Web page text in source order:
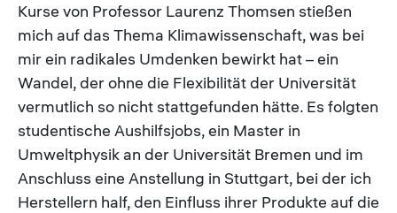
Kurse von Professor Laurenz Thomsen stießen
mich auf das Thema Klimawissenschaft, was bei
mir ein radikales Umdenken bewirkt hat – ein
Wandel, der ohne die Flexibilität der Universität
vermutlich so nicht stattgefunden hätte. Es folgten
studentische Aushilfsjobs, ein Master in
Umweltphysik an der Universität Bremen und im
Anschluss eine Anstellung in Stuttgart, bei der ich
Herstellern half, den Einfluss ihrer Produkte auf die